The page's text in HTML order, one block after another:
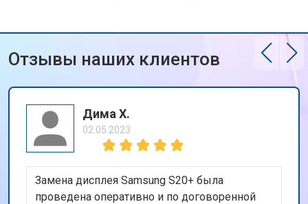
Отзывы наших клиентов
Дима Х.
02.05.2023
Замена дисплея Samsung S20+ была
проведена оперативно и по договоренной